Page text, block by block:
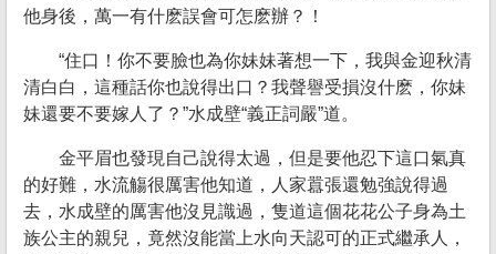
他身後，萬一有什麽誤會可怎麽辦？！
“住口！你不要臉也為你妹妹著想一下，我與金迎秋清
清白白，這種話你也說得出口？我聲譽受損沒什麽，你妹
妹還要不要嫁人了？”水成壁“義正詞嚴”道。
金平眉也發現自己說得太過，但是要他忍下這口氣真
的好難，水流觴很厲害他知道，人家囂張還勉強說得過
去，水成壁的厲害他沒見識過，隻道這個花花公子身為土
族公主的親兒，竟然沒能當上水向天認可的正式繼承人，